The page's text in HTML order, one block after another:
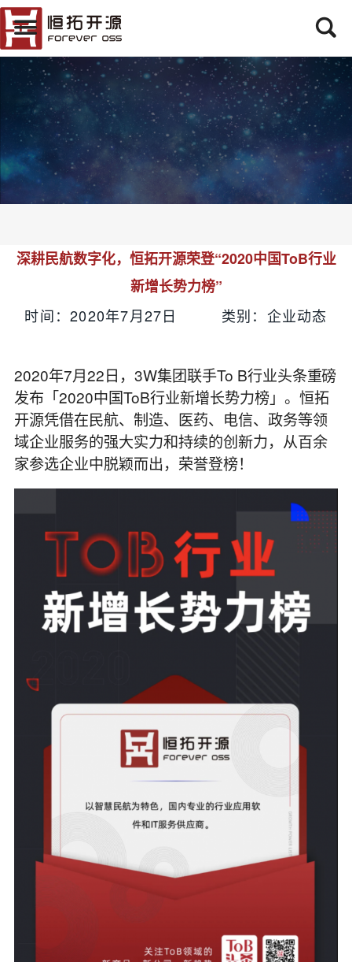
深耕民航数字化，恒拓开源荣登“2020中国ToB行业
新增长势力榜”
时间：2020年7月27日 类别：企业动态
2020年7月22日，3W集团联手To B行业头条重磅
发布 「2020中国ToB行业新增长势力榜」 。恒拓
开源凭借在民航、制造、医药、电信、政务等领
域企业服务的强大实力和持续的创新力，从百余
家参选企业中脱颖而出，荣誉登榜！